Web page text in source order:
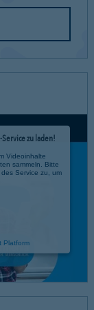
zu laden!
Videoinhalte
sammeln. Bitte
Service zu, um
Platform